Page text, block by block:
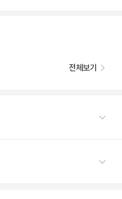
전체보기